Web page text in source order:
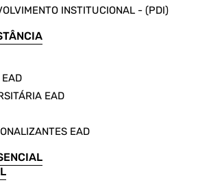
INSTITUCIONAL - (PDI)
EAD
EAD